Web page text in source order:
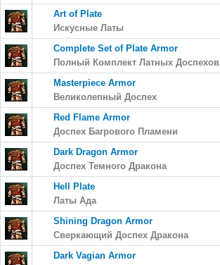
Art of Plate
Искусные Латы
Complete Set of Plate Armor
Полный Комплект Латных Доспехов
Masterpiece Armor
Великолепный Доспех
Red Flame Armor
Доспех Багрового Пламени
Dark Dragon Armor
Доспех Темного Дракона
Hell Plate
Латы Ада
Shining Dragon Armor
Сверкающий Доспех Дракона
Dark Vagian Armor